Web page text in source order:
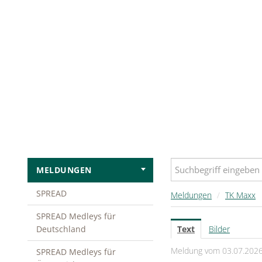
MELDUNGEN
SPREAD
SPREAD Medleys für
Deutschland
SPREAD Medleys für
Meldungen / TK Maxx
Text
Bilder
Meldung vom